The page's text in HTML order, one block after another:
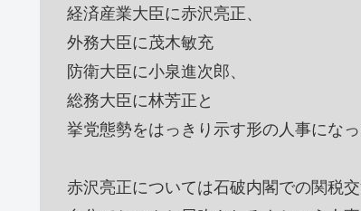
経済産業大臣に赤沢亮正、
外務大臣に茂木敏充
防衛大臣に小泉進次郎、
総務大臣に林芳正と
挙党態勢をはっきり示す形の人事にな
赤沢亮正については石破内閣での関税